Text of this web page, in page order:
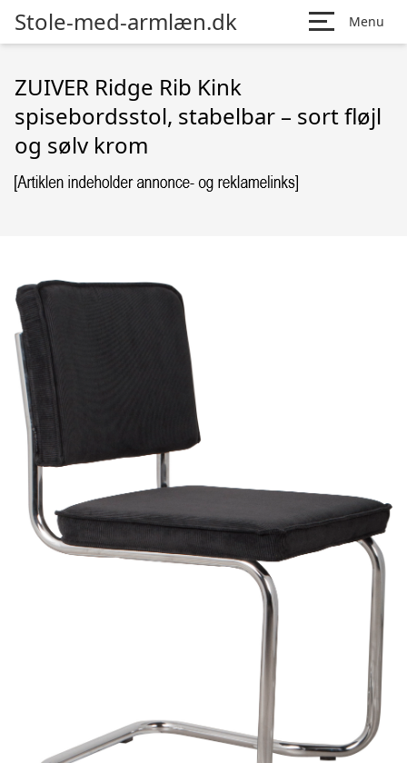
Stole-med-armlæn.dk Menu
ZUIVER Ridge Rib Kink
spisebordsstol, stabelbar – sort fløjl
og sølv krom